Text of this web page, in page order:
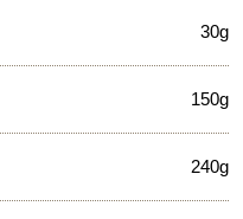
30g
150g
240g